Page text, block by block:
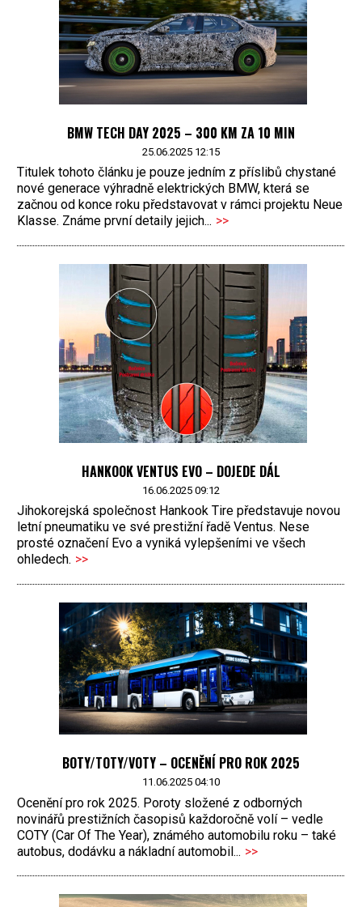
BMW TECH DAY 2025 – 300 KM ZA 10 MIN
25.06.2025 12:15
Titulek tohoto článku je pouze jedním z příslibů chystané
nové generace výhradně elektrických BMW, která se
začnou od konce roku představovat v rámci projektu Neue
Klasse. Známe první detaily jejich... >>
HANKOOK VENTUS EVO – DOJEDE DÁL
16.06.2025 09:12
Jihokorejská společnost Hankook Tire představuje novou
letní pneumatiku ve své prestižní řadě Ventus. Nese
prosté označení Evo a vyniká vylepšeními ve všech
ohledech. >>
BOTY/TOTY/VOTY – OCENĚNÍ PRO ROK 2025
11.06.2025 04:10
Ocenění pro rok 2025. Poroty složené z odborných
novinářů prestižních časopisů každoročně volí – vedle
COTY (Car Of The Year), známého automobilu roku – také
autobus, dodávku a nákladní automobil... >>